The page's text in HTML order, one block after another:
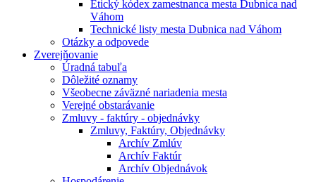
Etický kódex zamestnanca mesta Dubnica nad
Váhom
Technické listy mesta Dubnica nad Váhom
Otázky a odpovede
Zverejňovanie
Úradná tabuľa
Dôležité oznamy
Všeobecne záväzné nariadenia mesta
Verejné obstarávanie
Zmluvy - faktúry - objednávky
Zmluvy, Faktúry, Objednávky
Archív Zmlúv
Archív Faktúr
Archív Objednávok